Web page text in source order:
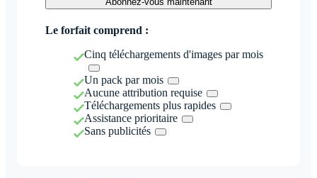
Le forfait comprend :
Cinq téléchargements d'images par mois
Un pack par mois
Aucune attribution requise
Téléchargements plus rapides
Assistance prioritaire
Sans publicités